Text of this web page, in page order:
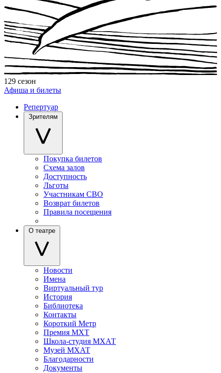
129 сезон
Афиша и билеты
Репертуар
Зрителям
Покупка билетов
Схема залов
Доступность
Льготы
Участникам СВО
Возврат билетов
Правила посещения
О театре
Новости
Имена
Виртуальный тур
История
Библиотека
Контакты
Короткий Метр
Премия МХТ
Школа-студия МХАТ
Музей МХАТ
Благодарности
Документы